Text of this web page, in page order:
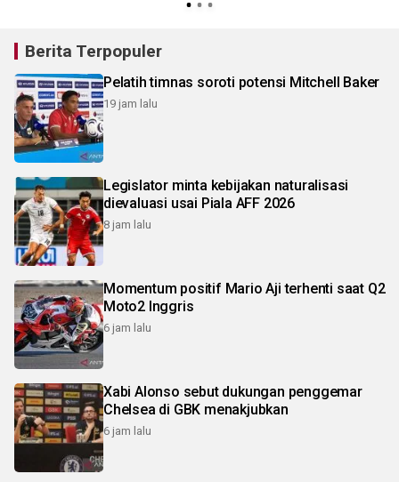
Berita Terpopuler
Pelatih timnas soroti potensi Mitchell Baker
19 jam lalu
Legislator minta kebijakan naturalisasi
dievaluasi usai Piala AFF 2026
8 jam lalu
Momentum positif Mario Aji terhenti saat Q2
Moto2 Inggris
6 jam lalu
Xabi Alonso sebut dukungan penggemar
Chelsea di GBK menakjubkan
6 jam lalu